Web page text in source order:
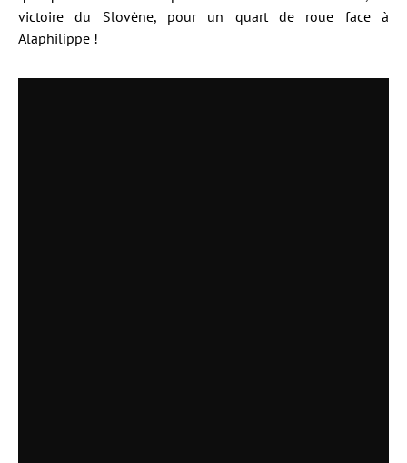
victoire du Slovène, pour un quart de roue face à
Alaphilippe !